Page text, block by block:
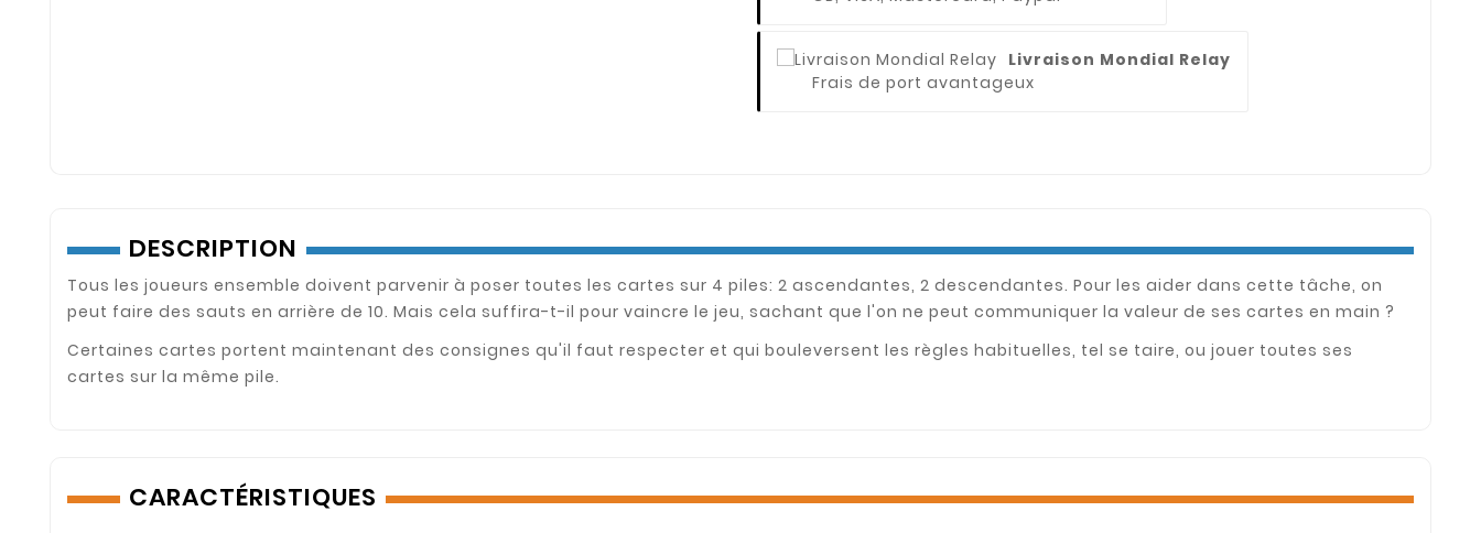
Livraison Mondial Relay
Frais de port avantageux
DESCRIPTION
Tous les joueurs ensemble doivent parvenir à poser toutes les cartes sur 4 piles: 2 ascendantes, 2 descendantes. Pour les aider dans cette tâche, on
peut faire des sauts en arrière de 10. Mais cela suffira-t-il pour vaincre le jeu, sachant que l'on ne peut communiquer la valeur de ses cartes en main ?
Certaines cartes portent maintenant des consignes qu'il faut respecter et qui bouleversent les règles habituelles, tel se taire, ou jouer toutes ses
cartes sur la même pile.
CARACTÉRISTIQUES